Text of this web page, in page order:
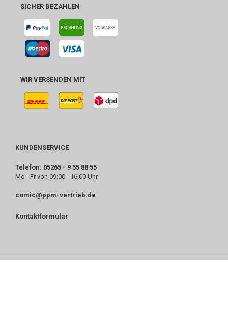
SICHER BEZAHLEN
WIR VERSENDEN MIT
KUNDENSERVICE
Telefon: 05265 - 9 55 88 55
Mo - Fr von 09:00 - 16:00 Uhr
comic@ppm-vertrieb.de
Kontaktformular